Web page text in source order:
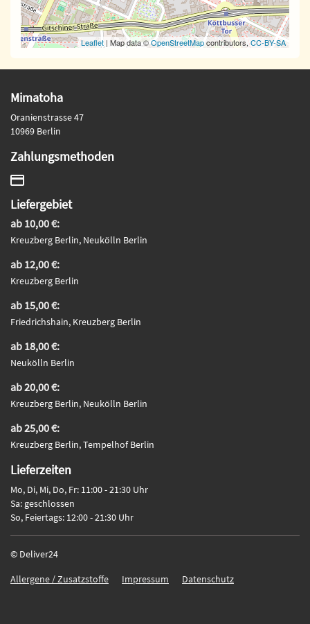
Leaflet | Map data ©OpenStreetMapcontributors,CC-BY-SA
Mimatoha
Oranienstrasse 47
10969 Berlin
Zahlungsmethoden
Liefergebiet
ab 10,00 €:
Kreuzberg Berlin, Neukölln Berlin
ab 12,00 €:
Kreuzberg Berlin
ab 15,00 €:
Friedrichshain, Kreuzberg Berlin
ab 18,00 €:
Neukölln Berlin
ab 20,00 €:
Kreuzberg Berlin, Neukölln Berlin
ab 25,00 €:
Kreuzberg Berlin, Tempelhof Berlin
Lieferzeiten
Mo, Di, Mi, Do, Fr: 11:00 - 21:30 Uhr
Sa: geschlossen
So, Feiertags: 12:00 - 21:30 Uhr
© Deliver24
Allergene / Zusatzstoffe
Impressum Datenschutz